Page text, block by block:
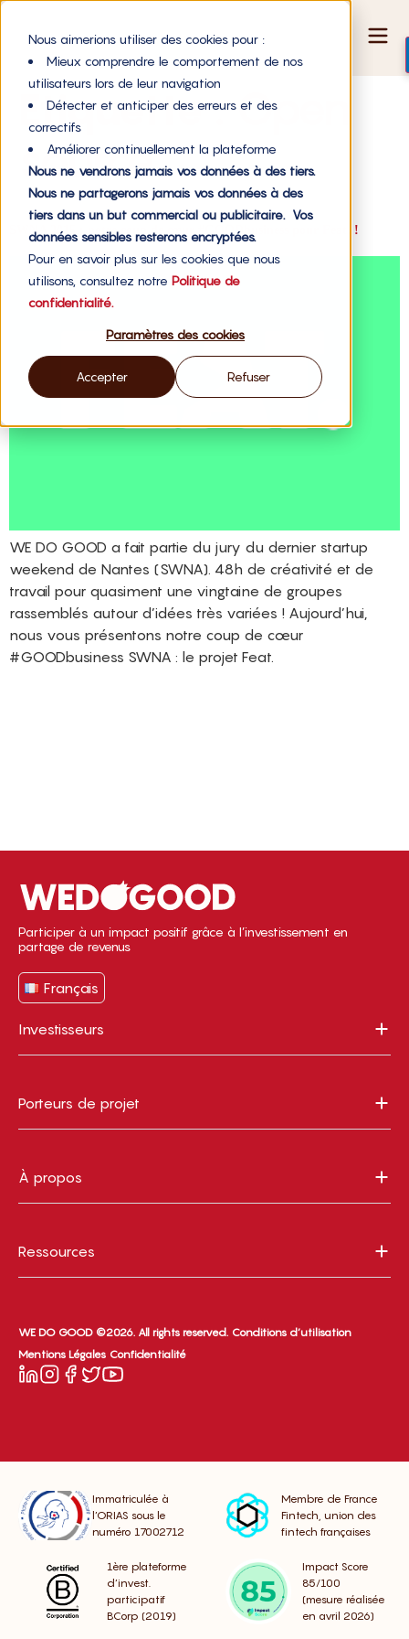
Nous aimerions utiliser des cookies pour :
Mieux comprendre le comportement de nos
utilisateurs lors de leur navigation
Détecter et anticiper des erreurs et des
correctifs
Améliorer continuellement la plateforme
Nous ne vendrons jamais vos données à des tiers.
Nous ne partagerons jamais vos données à des
tiers dans un but commercial ou publicitaire. Vos
données sensibles resterons encryptées.
Pour en savoir plus sur les cookies que nous
utilisons, consultez notre Politique de
confidentialité.
Paramètres des cookies
Accepter Refuser
Étiquette :Open
source
SWNA 2015 : notre coup de cœur #GOODbusiness pour Feat. !
WE DO GOOD a fait partie du jury du dernier startup
weekend de Nantes (SWNA). 48h de créativité et de
travail pour quasiment une vingtaine de groupes
rassemblés autour d’idées très variées ! Aujourd’hui,
nous vous présentons notre coup de cœur
#GOODbusiness SWNA : le projet Feat.
Participer à un impact positif grâce à l’investissement en
partage de revenus
Français
Investisseurs
Porteurs de projet
À propos
Ressources
WE DO GOOD ©2026. All rights reserved. Conditions d’utilisation
Mentions Légales Confidentialité
Immatriculée à
l’ORIAS sous le
numéro 17002712
Membre de France
Fintech, union des
fintech françaises
1ère plateforme
d’invest.
participatif
BCorp (2019)
Impact Score
85/100
(mesure réalisée
en avril 2026)